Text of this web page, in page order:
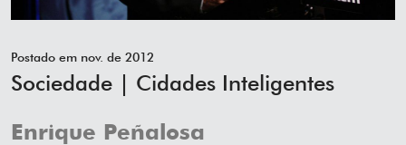
Postado em nov. de 2012
Sociedade | Cidades Inteligentes
Enrique Peñalosa